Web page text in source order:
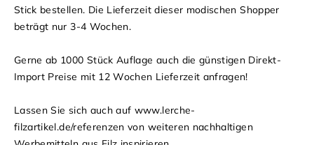
Stick bestellen. Die Lieferzeit dieser modischen Shopper
beträgt nur 3-4 Wochen.
Gerne ab 1000 Stück Auflage auch die günstigen Direkt-
Import Preise mit 12 Wochen Lieferzeit anfragen!
Lassen Sie sich auch auf www.lerche-
filzartikel.de/referenzen von weiteren nachhaltigen